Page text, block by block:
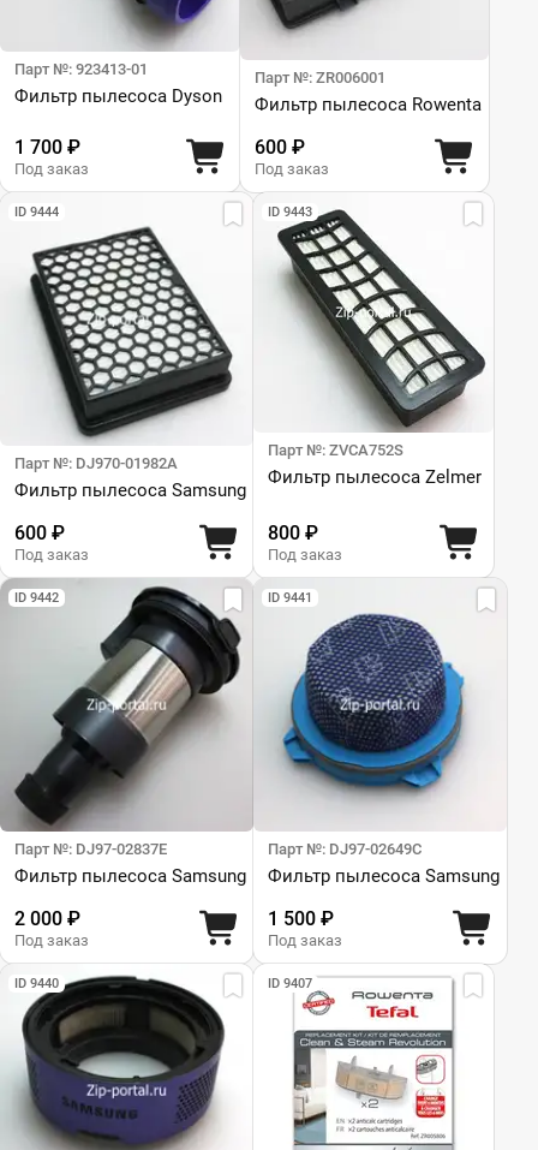
Парт №: 923413-01
Фильтр пылесоса Dyson
1 700 ₽
Под заказ
Парт №: ZR006001
Фильтр пылесоса Rowenta
600 ₽
Под заказ
ID 9444
Парт №: DJ970-01982A
Фильтр пылесоса Samsung
600 ₽
Под заказ
ID 9443
Парт №: ZVCA752S
Фильтр пылесоса Zelmer
800 ₽
Под заказ
ID 9442
Парт №: DJ97-02837E
Фильтр пылесоса Samsung
2 000 ₽
Под заказ
ID 9441
Парт №: DJ97-02649C
Фильтр пылесоса Samsung
1 500 ₽
Под заказ
ID 9440 ID 9407